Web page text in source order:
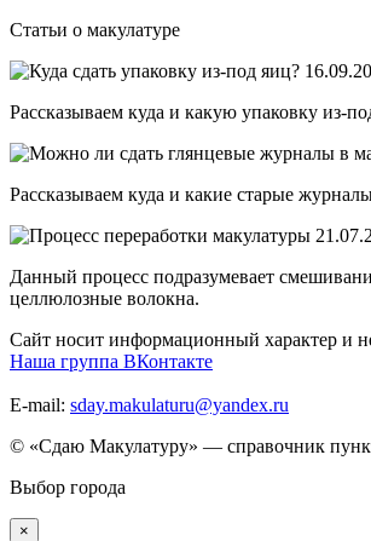
Статьи о макулатуре
Рассказываем куда и какую упаковку из-
Рассказываем куда и какие старые
Данный процесс подразумевает
целлюлозные волокна.
Сайт носит информационный характер и
Наша группа ВКонтакте
E-mail: sday.makulaturu@yandex.ru
© «Сдаю Макулатуру» — справочник
Выбор города
×